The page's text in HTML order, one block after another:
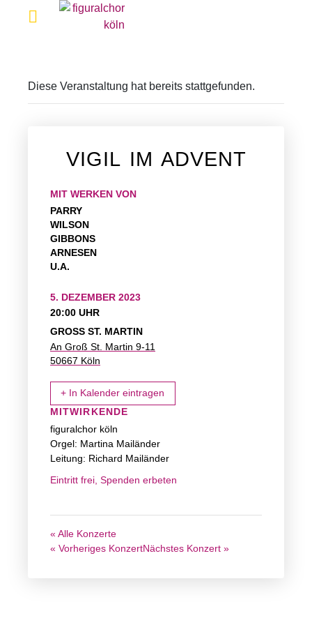
Diese Veranstaltung hat bereits stattgefunden.
VIGIL IM ADVENT
MIT WERKEN VON
PARRY
WILSON
GIBBONS
ARNESEN
U.A.
5. DEZEMBER 2023
20:00 UHR
GROSS ST. MARTIN
An Groß St. Martin 9-11
50667 Köln
+ In Kalender eintragen
MITWIRKENDE
figuralchor köln
Orgel: Martina Mailänder
Leitung: Richard Mailänder
Eintritt frei, Spenden erbeten
« Alle Konzerte
« Vorheriges KonzertNächstes Konzert »